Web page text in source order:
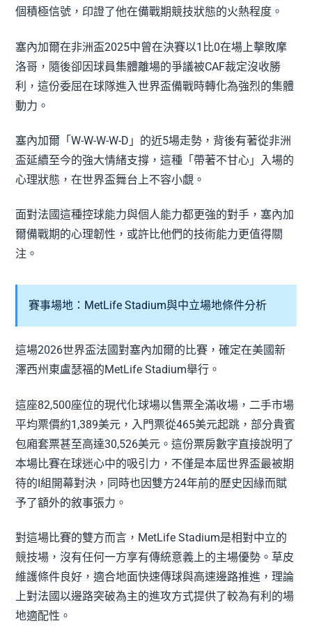
個積極信號，印證了他在備戰期競技狀態的火熱程度。
塞內加爾在非洲盃2025中曾在決賽以1比0在場上擊敗摩
洛哥，隨後卻因球員集體離場的爭議被CAF裁定沒收勝
利，這份委屈在球隊進入世界盃備戰時轉化為強烈的集體
動力。
塞內加爾「W-W-W-W-D」的近5場走勢，背後有著從非洲
盃延續至今的強大情緒支撐，這種「帶著不甘心」入場的
心理狀態，在世界盃舞台上不容小覷。
面對法國這種控球能力與個人能力都更強的對手，塞內加
爾備戰期的心理韌性，或許比他們的技術能力更值得關
注。
賽事場地：MetLife Stadium與中立場地條件分析
這場2026世界盃法國對塞內加爾的比賽，確定在美國新
澤西州東盧瑟福的MetLife Stadium舉行。
這座82,500座位的現代化球場以售票全滿收場，二手市場
平均票價約1,389美元，入門票從465美元起跳，部分貴賓
包廂套票甚至高達30,526美元。這份票房數字直接說明了
本場比賽在球迷心中的吸引力，不僅是本屆世界盃最被期
待的I組開幕對決，同時也因雙方24年前的歷史因緣而賦
予了額外的敘事張力。
對這場比賽的雙方而言，MetLife Stadium是相對中立的
競技場，沒有任何一方享有傳統意義上的主場優勢。草皮
維護條件良好，適合地面快速傳球與高速邊路推進，理論
上對法國以邊路突破為主的進攻方式提供了較為有利的場
地適配性。